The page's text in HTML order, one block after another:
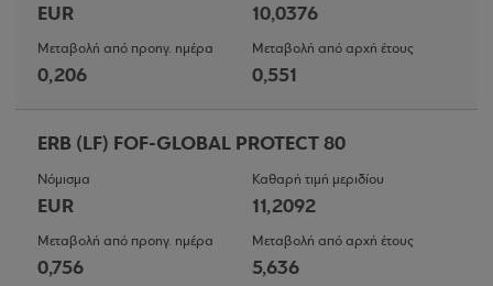
EUR 10,0376
Μεταβολή από προηγ. ημέρα
0,206
Μεταβολή από αρχή έτους
0,551
ERB (LF) FOF-GLOBAL PROTECT 80
Νόμισμα
EUR
Καθαρή τιμή μεριδίου
11,2092
Μεταβολή από προηγ. ημέρα
0,756
Μεταβολή από αρχή έτους
5,636